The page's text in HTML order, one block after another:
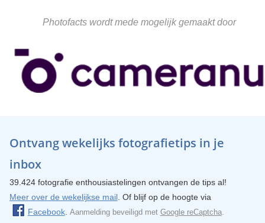
Photofacts wordt mede mogelijk gemaakt door
Ontvang wekelijks fotografietips in je
inbox
39.424 fotografie enthousiastelingen ontvangen de tips al!
Meer over de wekelijkse mail. Of blijf op de hoogte via
Facebook. Aanmelding beveiligd met Google reCaptcha.